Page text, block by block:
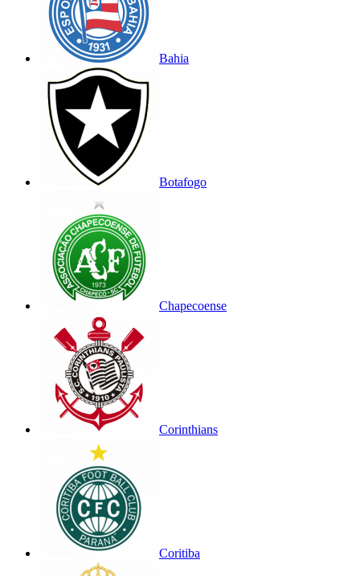
Bahia
Botafogo
Chapecoense
Corinthians
Coritiba